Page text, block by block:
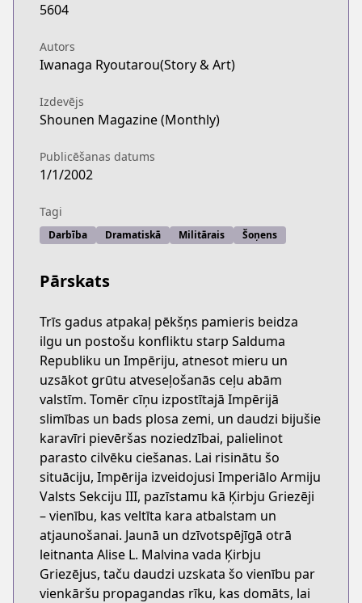
5604
Autors
Iwanaga Ryoutarou(Story & Art)
Izdevējs
Shounen Magazine (Monthly)
Publicēšanas datums
1/1/2002
Tagi
Darbība Dramatiskā Militārais Šoņens
Pārskats
Trīs gadus atpakaļ pēkšņs pamieris beidza
ilgu un postošu konfliktu starp Salduma
Republiku un Impēriju, atnesot mieru un
uzsākot grūtu atveseļošanās ceļu abām
valstīm. Tomēr cīņu izpostītajā Impērijā
slimības un bads plosa zemi, un daudzi bijušie
karavīri pievēršas noziedzībai, palielinot
parasto cilvēku ciešanas. Lai risinātu šo
situāciju, Impērija izveidojusi Imperiālo Armiju
Valsts Sekciju III, pazīstamu kā Ķirbju Griezēji
– vienību, kas veltīta kara atbalstam un
atjaunošanai. Jaunā un dzīvotspējīgā otrā
leitnanta Alise L. Malvina vada Ķirbju
Griezējus, taču daudzi uzskata šo vienību par
vienkāršu propagandas rīku, kas domāts, lai